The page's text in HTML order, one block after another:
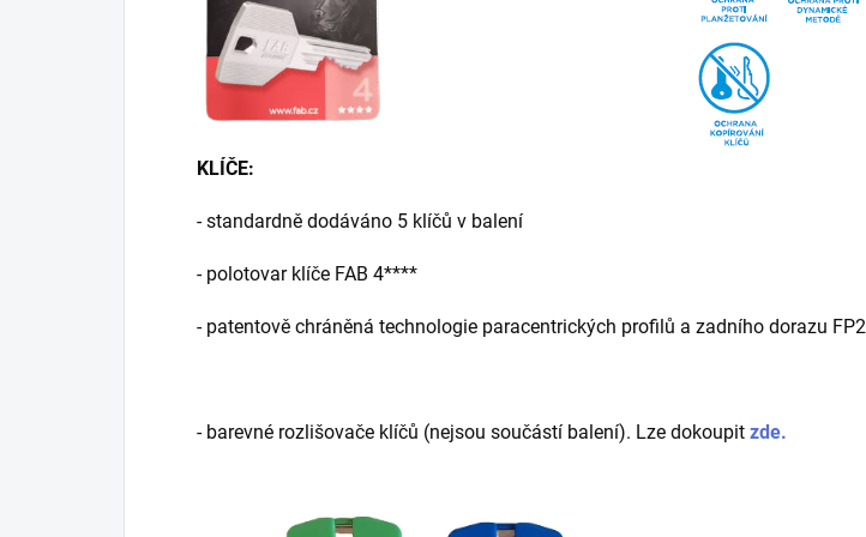
KLÍČE:
- standardně dodáváno 5 klíčů v balení
- polotovar klíče FAB 4****
- patentově chráněná technologie paracentrických profilů a zadního dorazu FP2
- barevné rozlišovače klíčů (nejsou součástí balení). Lze dokoupit zde.